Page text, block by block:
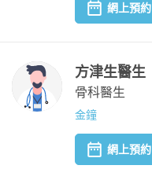
網上預約
方津生醫生
骨科醫生
金鐘
網上預約